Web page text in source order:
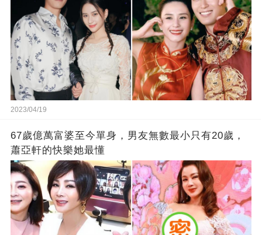
2023/04/19
67歲億萬富婆至今單身，男友無數最小只有20歲，
蕭亞軒的快樂她最懂